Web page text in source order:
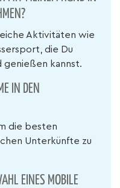
Aktivitäten wie
die Du
genießen kannst.
IN DEN
die besten
Unterkünfte zu
EINES MOBILE